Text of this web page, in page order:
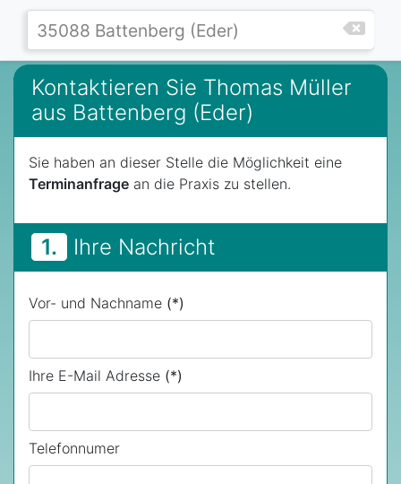
Kontaktieren Sie Thomas Müller
aus Battenberg (Eder)
Sie haben an dieser Stelle die Möglichkeit eine
Terminanfrage an die Praxis zu stellen.
1. Ihre Nachricht
Vor- und Nachname (*)
Ihre E-Mail Adresse (*)
Telefonnumer